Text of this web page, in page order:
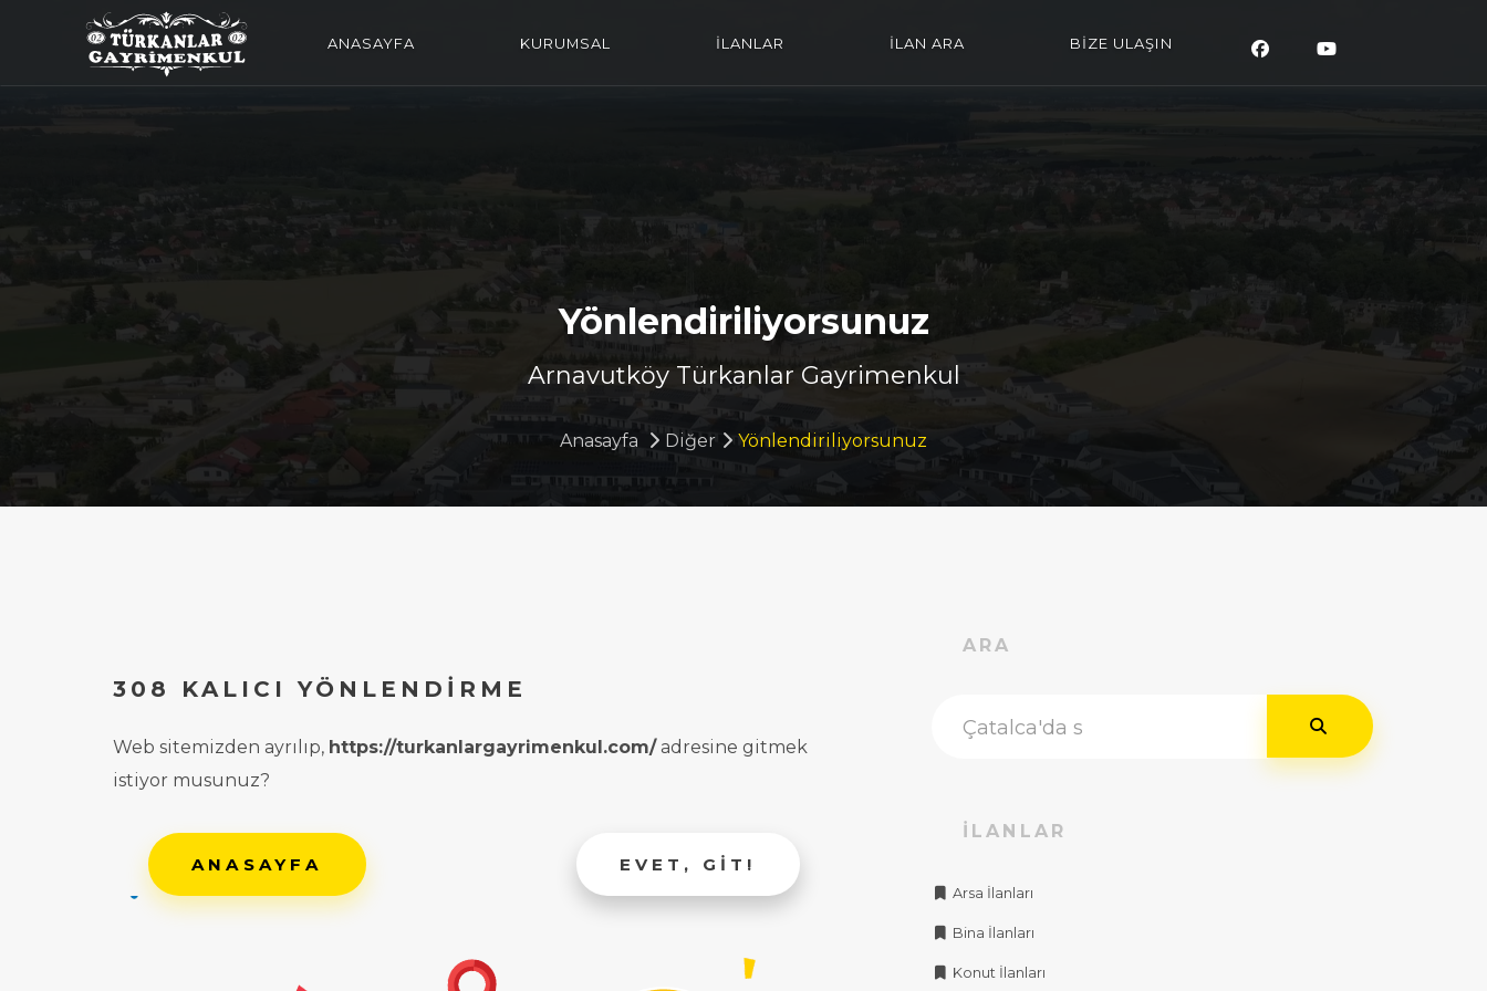
ANASAYFA KURUMSAL İLANLAR İLAN ARA BİZE ULAŞIN
Yönlendiriliyorsunuz
Arnavutköy Türkanlar Gayrimenkul
Anasayfa Diğer Yönlendiriliyorsunuz
308 KALICI YÖNLENDIRME
Web sitemizden ayrılıp, https://turkanlargayrimenkul.com/adresine gitmek
istiyor musunuz?
ANASAYFA EVET, GIT!
ARA
İLANLAR
Arsa İlanları
Bina İlanları
Konut İlanları